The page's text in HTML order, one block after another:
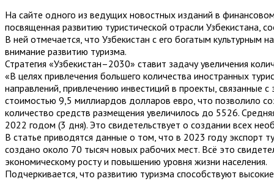
На сайте одного из ведущих новостных изданий в
посвященная развитию туристической отрасли Узбекистана,
В ней отмечается, что Узбекистан с его богатым
внимание развитию туризма.
Стратегия «Узбекистан–2030» ставит задачу увеличения
«В целях привлечения большего количества иностранных
направлений, привлечению инвестиций в проекты,
стоимостью 9,5 миллиардов долларов евро, что позволило
количество средств размещения увеличилось до 5526.
2022 годом (3 дня). Это свидетельствует о создании всех
В статье приводятся данные о том, что в 2023 году экспорт
создано около 70 тысяч новых рабочих мест. Всё это
экономическому росту и повышению уровня жизни населения.
Подчеркивается, что развитию туризма способствуют